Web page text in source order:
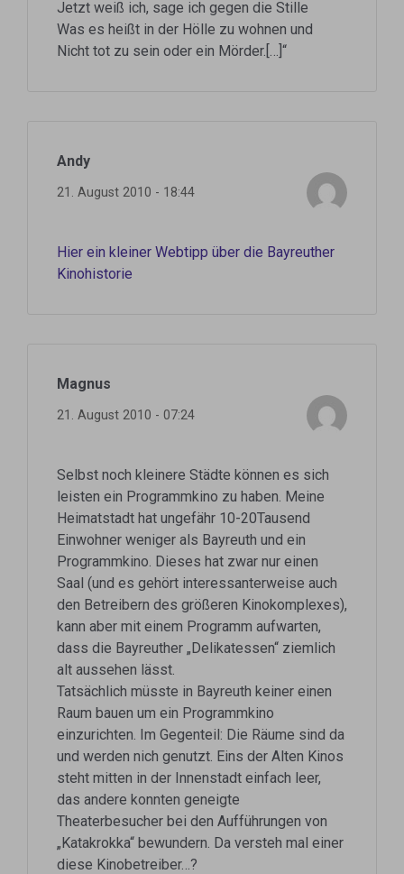
Jetzt weiß ich, sage ich gegen die Stille
Was es heißt in der Hölle zu wohnen und
Nicht tot zu sein oder ein Mörder.[…]“
Andy
21. August 2010 - 18:44
Hier ein kleiner Webtipp über die Bayreuther
Kinohistorie
Magnus
21. August 2010 - 07:24
Selbst noch kleinere Städte können es sich
leisten ein Programmkino zu haben. Meine
Heimatstadt hat ungefähr 10-20Tausend
Einwohner weniger als Bayreuth und ein
Programmkino. Dieses hat zwar nur einen
Saal (und es gehört interessanterweise auch
den Betreibern des größeren Kinokomplexes),
kann aber mit einem Programm aufwarten,
dass die Bayreuther „Delikatessen“ ziemlich
alt aussehen lässt.
Tatsächlich müsste in Bayreuth keiner einen
Raum bauen um ein Programmkino
einzurichten. Im Gegenteil: Die Räume sind da
und werden nich genutzt. Eins der Alten Kinos
steht mitten in der Innenstadt einfach leer,
das andere konnten geneigte
Theaterbesucher bei den Aufführungen von
„Katakrokka“ bewundern. Da versteh mal einer
diese Kinobetreiber…?